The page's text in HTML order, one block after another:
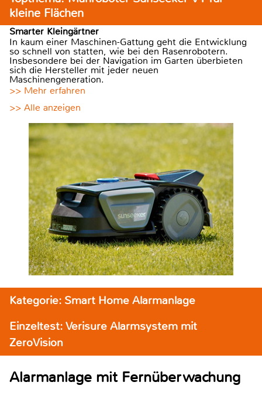
kleine Flächen
Smarter Kleingärtner
In kaum einer Maschinen-Gattung geht die Entwicklung
so schnell von statten, wie bei den Rasenrobotern.
Insbesondere bei der Navigation im Garten überbieten
sich die Hersteller mit jeder neuen
Maschinengeneration.
>> Mehr erfahren
>> Alle anzeigen
Kategorie: Smart Home Alarmanlage
Einzeltest: Verisure Alarmsystem mit
ZeroVision
Alarmanlage mit Fernüberwachung